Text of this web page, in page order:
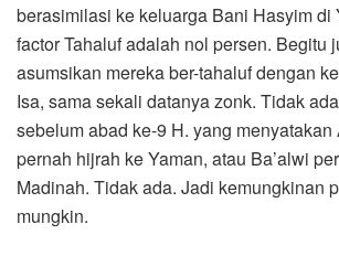
berasimilasi ke keluarga Bani Hasyim di
factor Tahaluf adalah nol persen. Begitu
asumsikan mereka ber-tahaluf dengan
Isa, sama sekali datanya zonk. Tidak
sebelum abad ke-9 H. yang
pernah hijrah ke Yaman, atau Ba’alwi
Madinah. Tidak ada. Jadi kemungkinan
mungkin.